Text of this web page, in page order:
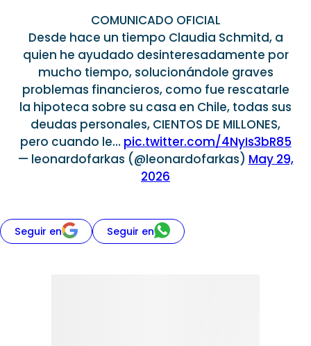
COMUNICADO OFICIAL
Desde hace un tiempo Claudia Schmitd, a
quien he ayudado desinteresadamente por
mucho tiempo, solucionándole graves
problemas financieros, como fue rescatarle
la hipoteca sobre su casa en Chile, todas sus
deudas personales, CIENTOS DE MILLONES,
pero cuando le… pic.twitter.com/4NyIs3bR85
— leonardofarkas (@leonardofarkas) May 29,
2026
Seguir en Seguir en